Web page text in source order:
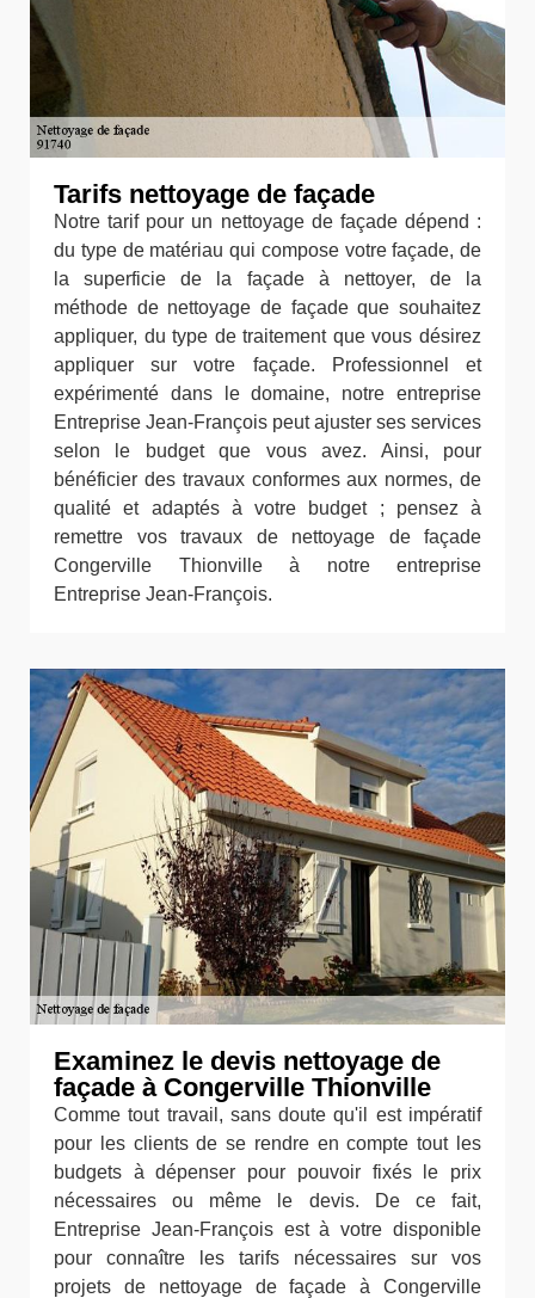
Tarifs nettoyage de façade
Notre tarif pour un nettoyage de façade dépend :
du type de matériau qui compose votre façade, de
la superficie de la façade à nettoyer, de la
méthode de nettoyage de façade que souhaitez
appliquer, du type de traitement que vous désirez
appliquer sur votre façade. Professionnel et
expérimenté dans le domaine, notre entreprise
Entreprise Jean-François peut ajuster ses services
selon le budget que vous avez. Ainsi, pour
bénéficier des travaux conformes aux normes, de
qualité et adaptés à votre budget ; pensez à
remettre vos travaux de nettoyage de façade
Congerville Thionville à notre entreprise
Entreprise Jean-François.
Examinez le devis nettoyage de
façade à Congerville Thionville
Comme tout travail, sans doute qu'il est impératif
pour les clients de se rendre en compte tout les
budgets à dépenser pour pouvoir fixés le prix
nécessaires ou même le devis. De ce fait,
Entreprise Jean-François est à votre disponible
pour connaître les tarifs nécessaires sur vos
projets de nettoyage de façade à Congerville